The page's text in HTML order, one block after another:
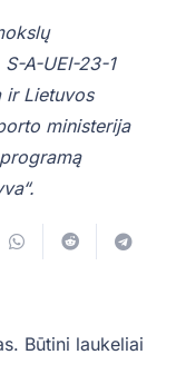
A-UEI-23-1
ir Lietuvos
ministerija
Būtini laukeliai